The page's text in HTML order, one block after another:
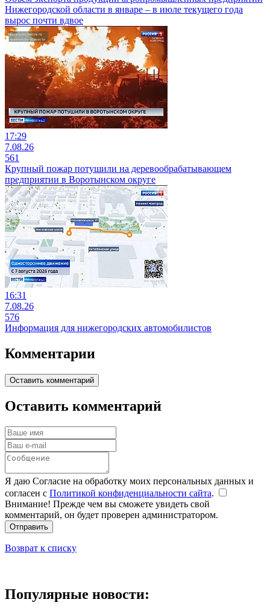
Нижегородской области в январе – в июле текущего года
вырос почти вдвое
17:29
7.08.26
561
Крупный пожар потушили на деревообрабатывающем
предприятии в Воротынском округе
16:31
7.08.26
576
Информация для нижегородских автомобилистов
Комментарии
Оставить комментарий
Оставить комментарий
Я даю Согласие на обработку моих персональных данных и
согласен с Политикой конфиденциальности сайта.
Внимание! Прежде чем вы сможете увидеть свой
комментарий, он будет проверен администратором.
Отправить
Возврат к списку
Популярные новости: